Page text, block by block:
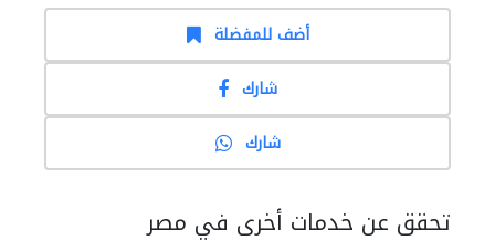
أضف للمفضلة
شارك
شارك
تحقق عن خدمات أخرى في مصر